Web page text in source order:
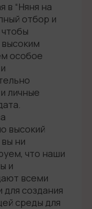
в “Няня на
отбор и
особое
личные
высокий
ни
что наши
и
всеми
создания
среды для